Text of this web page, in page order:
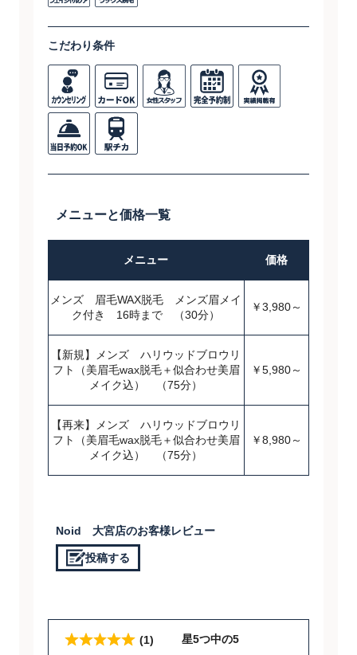
こだわり条件
メニューと価格一覧
メニュー 価格
メンズ 眉毛WAX脱毛 メンズ眉メイ
ク付き 16時まで （30分）
￥3,980～
【新規】メンズ ハリウッドブロウリ
フト（美眉毛wax脱毛＋似合わせ美眉
メイク込） （75分）
￥5,980～
【再来】メンズ ハリウッドブロウリ
フト（美眉毛wax脱毛＋似合わせ美眉
メイク込） （75分）
￥8,980～
Noid 大宮店のお客様レビュー
投稿する
(1) 星5つ中の5